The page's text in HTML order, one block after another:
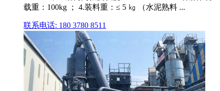
载重：100kg ； 4.装料重：≤ 5 ㎏ （水泥熟料 ...
联系电话: 180 3780 8511